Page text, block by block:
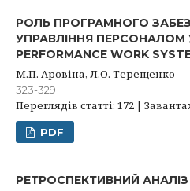
РОЛЬ ПРОГРАМНОГО
УПРАВЛІННЯ ПЕРСОНАЛОМ
PERFORMANCE WORK
М.П. Аровіна, Л.О. Терещенко
323-329
Переглядів статті: 172 |
PDF
РЕТРОСПЕКТИВНИЙ